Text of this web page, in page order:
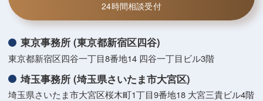
24時間相談受付
東京事務所 (東京都新宿区四谷)
東京都新宿区四谷一丁目8番地14 四谷一丁目ビル3階
埼玉事務所 (埼玉県さいたま市大宮区)
埼玉県さいたま市大宮区桜木町1丁目9番地18 大宮三貴ビル4階